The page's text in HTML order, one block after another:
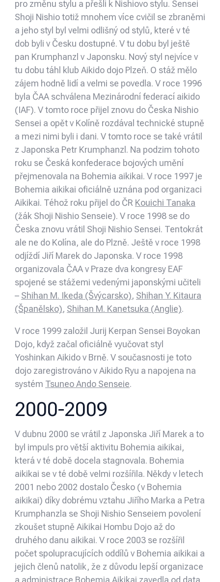
pro změnu stylu a přešli k Nishiovo stylu. Sensei
Shoji Nishio totiž mnohem více cvičil se zbraněmi
a jeho styl byl velmi odlišný od stylů, které v té
dob byli v Česku dostupné. V tu dobu byl ještě
pan Krumphanzl v Japonsku. Nový styl nejvíce v
tu dobu táhl klub Aikido dojo Plzeň. O stáž mělo
zájem hodně lidí a velmi se povedla. V roce 1996
byla ČAA schválena Mezinárodní federací aikido
(IAF). V tomto roce přijel znovu do Česka Nishio
Sensei a opět v Kolíně rozdával technické stupně
a mezi nimi byli i dani. V tomto roce se také vrátil
z Japonska Petr Krumphanzl. Na podzim tohoto
roku se Česká konfederace bojových umění
přejmenovala na Bohemia aikikai. V roce 1997 je
Bohemia aikikai oficiálně uznána pod organizaci
Aikikai. Téhož roku přijel do ČR Kouichi Tanaka
(žák Shoji Nishio Senseie). V roce 1998 se do
Česka znovu vrátil Shoji Nishio Sensei. Tentokrát
ale ne do Kolína, ale do Plzně. Ještě v roce 1998
odjíždí Jiří Marek do Japonska. V roce 1998
organizovala ČAA v Praze dva kongresy EAF
spojené se stážemi vedenými japonskými učiteli
– Shihan M. Ikeda (Švýcarsko), Shihan Y. Kitaura
(Španělsko), Shihan M. Kanetsuka (Anglie).
V roce 1999 založil Jurij Kerpan Sensei Boyokan
Dojo, když začal oficiálně vyučovat styl
Yoshinkan Aikido v Brně. V současnosti je toto
dojo zaregistrováno v Aikido Ryu a napojena na
systém Tsuneo Ando Senseie.
2000-2009
V dubnu 2000 se vrátil z Japonska Jiří Marek a to
byl impuls pro větší aktivitu Bohemia aikikai,
která v té době docela stagnovala. Bohemia
aikikai se v té době velmi rozšířila. Někdy v letech
2001 nebo 2002 dostalo Česko (v Bohemia
aikikai) díky dobrému vztahu Jiřího Marka a Petra
Krumphanzla se Shoji Nishio Senseiem povolení
zkoušet stupně Aikikai Hombu Dojo až do
druhého danu aikikai. V roce 2003 se rozšířil
počet spolupracujících oddílů v Bohemia aikikai a
jejich členů natolik, že z důvodu lepší organizace
a administrace Bohemia Aikikai zavedla od data